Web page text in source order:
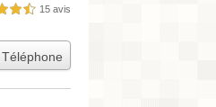
sur 5 15 avis
Téléphone